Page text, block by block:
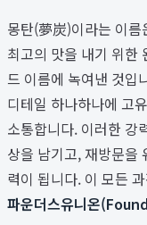
몽탄(夢炭)이라는 이
최고의 맛을 내기 위한
드 이름에 녹여낸 것입
디테일 하나하나에 고
소통합니다. 이러한 강
상을 남기고, 재방문을
력이 됩니다. 이 모든
파운더스유니온